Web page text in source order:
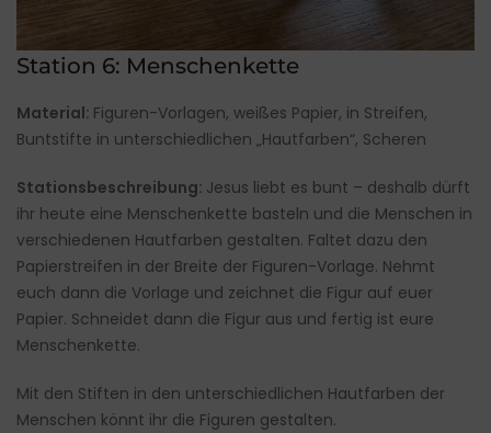
Station 6: Menschenkette
Material: Figuren-Vorlagen, weißes Papier, in Streifen,
Buntstifte in unterschiedlichen „Hautfarben“, Scheren
Stationsbeschreibung: Jesus liebt es bunt – deshalb dürft
ihr heute eine Menschenkette basteln und die Menschen in
verschiedenen Hautfarben gestalten. Faltet dazu den
Papierstreifen in der Breite der Figuren-Vorlage. Nehmt
euch dann die Vorlage und zeichnet die Figur auf euer
Papier. Schneidet dann die Figur aus und fertig ist eure
Menschenkette.
Mit den Stiften in den unterschiedlichen Hautfarben der
Menschen könnt ihr die Figuren gestalten.